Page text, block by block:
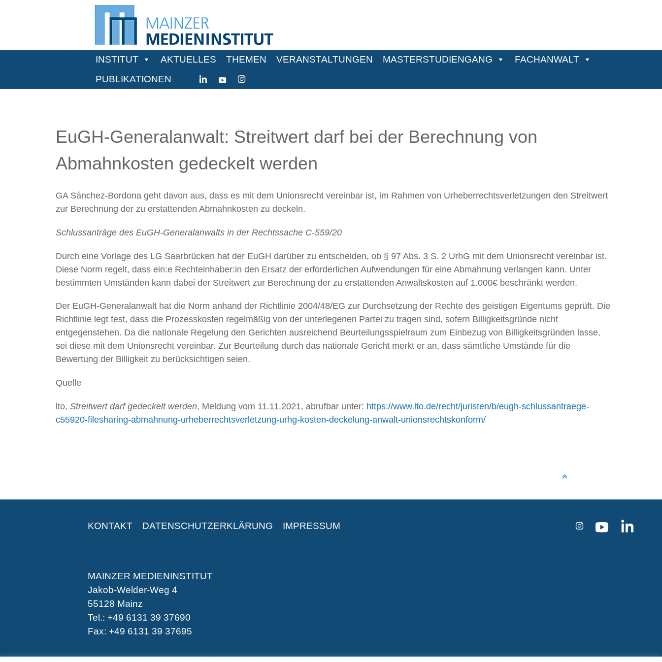
INSTITUT AKTUELLES THEMEN VERANSTALTUNGEN MASTERSTUDIENGANG
FACHANWALT
PUBLIKATIONEN
EuGH-Generalanwalt: Streitwert darf bei der Berechnung von
Abmahnkosten gedeckelt werden
GA Sánchez-Bordona geht davon aus, dass es mit dem Unionsrecht vereinbar ist, im Rahmen von Urheberrechtsverletzungen den Streitwert
zur Berechnung der zu erstattenden Abmahnkosten zu deckeln.
Schlussanträge des EuGH-Generalanwalts in der Rechtssache C-559/20
Durch eine Vorlage des LG Saarbrücken hat der EuGH darüber zu entscheiden, ob § 97 Abs. 3 S. 2 UrhG mit dem Unionsrecht vereinbar ist.
Diese Norm regelt, dass ein:e Rechteinhaber:in den Ersatz der erforderlichen Aufwendungen für eine Abmahnung verlangen kann. Unter
bestimmten Umständen kann dabei der Streitwert zur Berechnung der zu erstattenden Anwaltskosten auf 1.000€ beschränkt werden.
Der EuGH-Generalanwalt hat die Norm anhand der Richtlinie 2004/48/EG zur Durchsetzung der Rechte des geistigen Eigentums geprüft. Die
Richtlinie legt fest, dass die Prozesskosten regelmäßig von der unterlegenen Partei zu tragen sind, sofern Billigkeitsgründe nicht
entgegenstehen. Da die nationale Regelung den Gerichten ausreichend Beurteilungsspielraum zum Einbezug von Billigkeitsgründen lasse,
sei diese mit dem Unionsrecht vereinbar. Zur Beurteilung durch das nationale Gericht merkt er an, dass sämtliche Umstände für die
Bewertung der Billigkeit zu berücksichtigen seien.
Quelle
lto, Streitwert darf gedeckelt werden, Meldung vom 11.11.2021, abrufbar unter: https://www.lto.de/recht/juristen/b/eugh-schlussantraege-
c55920-filesharing-abmahnung-urheberrechtsverletzung-urhg-kosten-deckelung-anwalt-unionsrechtskonform/
KONTAKT DATENSCHUTZERKLÄRUNG IMPRESSUM
MAINZER MEDIENINSTITUT
Jakob-Welder-Weg 4
55128 Mainz
Tel.: +49 6131 39 37690
Fax: +49 6131 39 37695
-